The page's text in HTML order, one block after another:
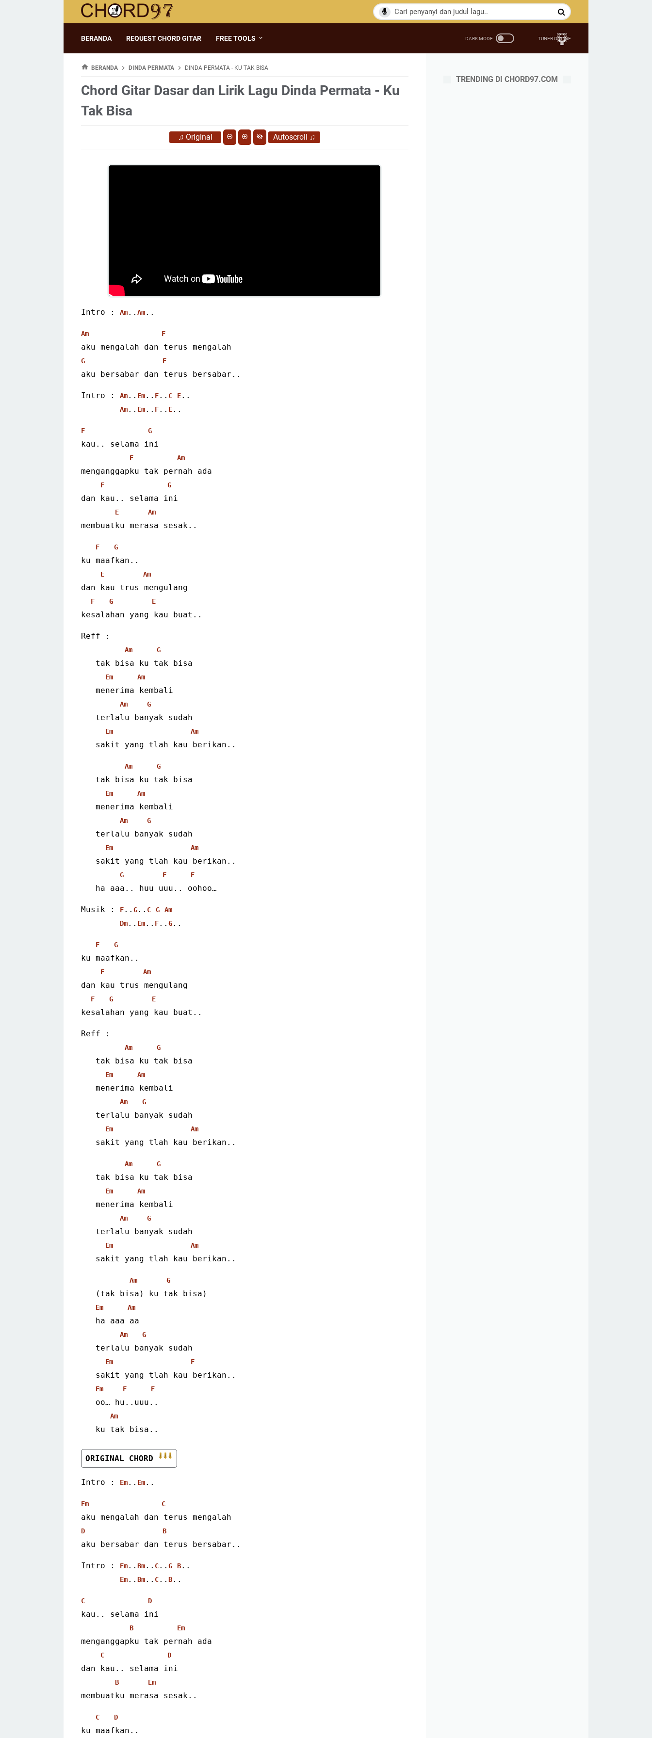
BERANDA REQUEST CHORD GITAR FREE TOOLS
BERANDA DINDA PERMATA DINDA PERMATA - KU TAK BISA
Chord Gitar Dasar dan Lirik Lagu Dinda Permata - Ku
Tak Bisa
♫ Original Autoscroll ♫
Intro : Am.. Am..
Am F
aku mengalah dan terus mengalah
G E
aku bersabar dan terus bersabar..
Intro : Am.. Em.. F.. C E..
Am.. Em.. F.. E..
F G
kau.. selama ini
E Am
menganggapku tak pernah ada
F G
dan kau.. selama ini
E Am
membuatku merasa sesak..
F G
ku maafkan..
E Am
dan kau trus mengulang
F G E
kesalahan yang kau buat..
Reff :
Am G
tak bisa ku tak bisa
Em Am
menerima kembali
Am G
terlalu banyak sudah
Em Am
sakit yang tlah kau berikan..
Am G
tak bisa ku tak bisa
Em Am
menerima kembali
Am G
terlalu banyak sudah
Em Am
sakit yang tlah kau berikan..
G F E
ha aaa.. huu uuu.. oohoo…
Musik : F.. G.. C G
Am
Dm.. Em.. F.. G..
F G
ku maafkan..
E Am
dan kau trus mengulang
F G E
kesalahan yang kau buat..
Reff :
Am G
tak bisa ku tak bisa
Em Am
menerima kembali
Am G
terlalu banyak sudah
Em Am
sakit yang tlah kau berikan..
Am G
tak bisa ku tak bisa
Em Am
menerima kembali
Am G
terlalu banyak sudah
Em Am
sakit yang tlah kau berikan..
Am G
(tak bisa) ku tak bisa)
Em Am
ha aaa aa
Am G
terlalu banyak sudah
Em F
sakit yang tlah kau berikan..
Em F E
oo… hu..uuu..
Am
ku tak bisa..
ORIGINAL CHORD
Intro : Em.. Em..
Em C
aku mengalah dan terus mengalah
D B
aku bersabar dan terus bersabar..
Intro : Em.. Bm.. C.. G B..
Em.. Bm.. C.. B..
C D
kau.. selama ini
B Em
menganggapku tak pernah ada
C D
dan kau.. selama ini
B Em
membuatku merasa sesak..
C D
ku maafkan..
TRENDING DI CHORD97.COM